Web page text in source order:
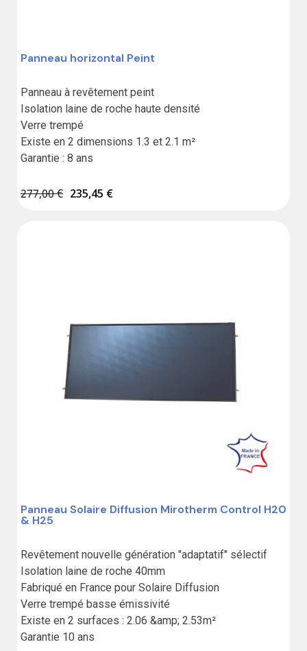
Panneau horizontal Peint
Panneau à revêtement peint
Isolation laine de roche haute densité
Verre trempé
Existe en 2 dimensions 1.3 et 2.1 m²
Garantie : 8 ans
277,00 € 235,45 €
Panneau Solaire Diffusion Mirotherm Control H20
& H25
Revêtement nouvelle génération "adaptatif" sélectif
Isolation laine de roche 40mm
Fabriqué en France pour Solaire Diffusion
Verre trempé basse émissivité
Existe en 2 surfaces : 2.06 &amp; 2.53m²
Garantie 10 ans